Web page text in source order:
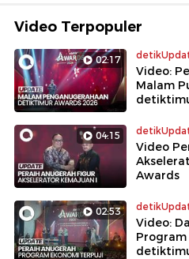
Video Terpopuler
02:17
Video:
Malam
04:15
Video
Awards
02:53
Video:
Program